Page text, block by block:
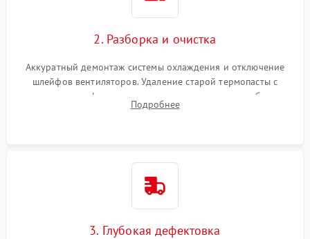
2. Разборка и очистка
Аккуратный демонтаж системы охлаждения и отключение
шлейфов вентиляторов. Удаление старой термопасты с
кристалла графического чипа и термопрокладок с банок
памяти и зоны VRM. Очистка платы от пыли и окислов.
Подробнее
3. Глубокая дефектовка